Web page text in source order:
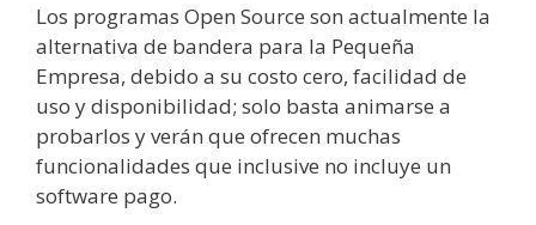
Los programas Open Source son actualmente la
alternativa de bandera para la Pequeña
Empresa, debido a su costo cero, facilidad de
uso y disponibilidad; solo basta animarse a
probarlos y verán que ofrecen muchas
funcionalidades que inclusive no incluye un
software pago.